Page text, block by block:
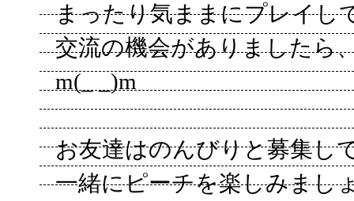
まったり気ままにプレイし
交流の機会がありましたら
m(_ _)m
お友達はのんびりと募集し
一緒にピーチを楽しみまし